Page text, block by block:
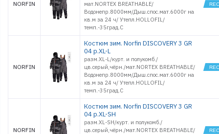
NORFIN
мат.NORTEX BREATHABLE/
Водонепр.8000мм/Дыш.спос.мат.6000г на
кв.м за 24 ч/ Утепл.HOLLOFIL/
темп.-35град.С
NORFIN
Костюм зим. Norfin DISCOVERY 3 GR
04 р.XL-L
разм.XL-L/курт. и полукомб./
цв.серый,чёрн./мат.NORTEX BREATHABLE/
Водонепр.8000мм/Дыш.спос.мат.6000г на
кв.м за 24 ч/ Утепл.HOLLOFIL/
темп.-35град.С
NORFIN
Костюм зим. Norfin DISCOVERY 3 GR
04 р.XL-SH
разм.XL-SH/курт. и полукомб./
цв.серый,чёрн./мат.NORTEX BREATHABLE/